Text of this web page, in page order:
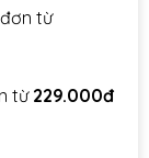
từ
từ229.000đ